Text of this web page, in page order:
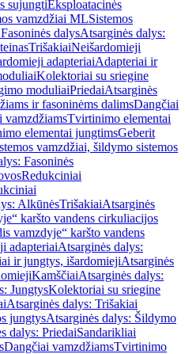
sujungtiEksploatacinės
vamzdžiai MLSistemos
Fasoninės dalysAtsarginės dalys:
TrišakiaiNeišardomieji
adapteriaiAdapteriai ir
Kolektoriai su sriegine
moduliaiPriedaiAtsarginės
ir fasoninėms dalimsDangčiai
vamzdžiamsTvirtinimo elementai
elementai jungtimsGeberit
vamzdžiai, šildymo sistemos
Fasoninės
Redukciniai
AlkūnėsTrišakiaiAtsarginės
karšto vandens cirkuliacijos
vamzdyje“ karšto vandens
adapteriaiAtsarginės dalys:
ir jungtys, išardomiejiAtsarginės
KamščiaiAtsarginės dalys:
JungtysKolektoriai su sriegine
Atsarginės dalys: Trišakiai
jungtysAtsarginės dalys: Šildymo
dalys: PriedaiSandarikliai
Dangčiai vamzdžiamsTvirtinimo